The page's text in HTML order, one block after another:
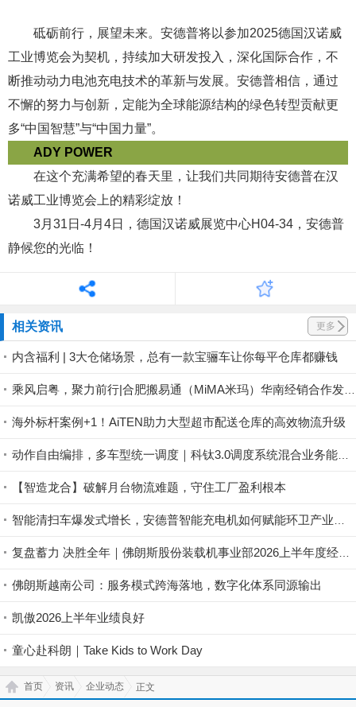
砥砺前行，展望未来。安德普将以参加2025德国汉诺威
工业博览会为契机，持续加大研发投入，深化国际合作，不
断推动动力电池充电技术的革新与发展。安德普相信，通过
不懈的努力与创新，定能为全球能源结构的绿色转型贡献更
多“中国智慧”与“中国力量”。
ADY POWER
在这个充满希望的春天里，让我们共同期待安德普在汉
诺威工业博览会上的精彩绽放 ！
3月31日-4月4日，德国汉诺威展览中心H04-34，安德普
静候您的光临！
相关资讯 更多
内含福利 | 3大仓储场景，总有一款宝骊车让你每平仓库都赚钱
海外标杆案例+1！AiTEN助力大型超市配送仓库的高效物流升级
【智造龙合】破解月台物流难题，守住工厂盈利根本
佛朗斯越南公司：服务模式跨海落地，数字化体系同源输出
凯傲2026上半年业绩良好
童心赴科朗｜Take Kids to Work Day
首页 资讯 企业动态 正文